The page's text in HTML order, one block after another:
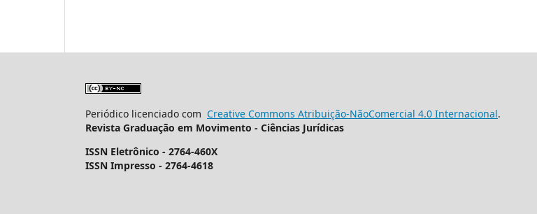
Periódico licenciado com Creative Commons Atribuição-NãoComercial 4.0 Internacional.
Revista Graduação em Movimento - Ciências Jurídicas
ISSN Eletrônico - 2764-460X
ISSN Impresso - 2764-4618